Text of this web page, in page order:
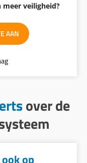
meer veiligheid?
AAN
overde
op